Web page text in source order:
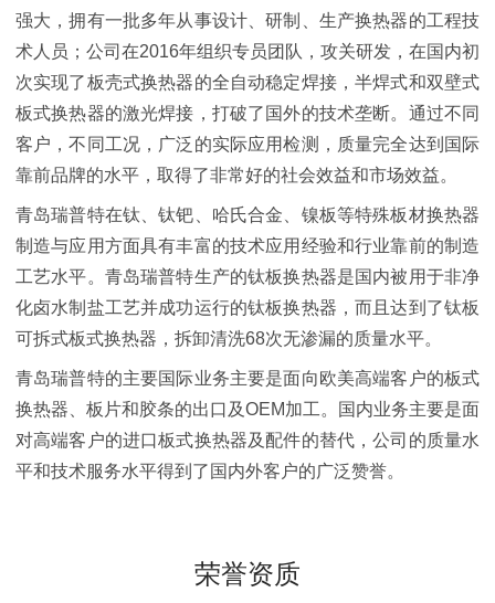
强大，拥有一批多年从事设计、研制、生产换热器的工程技
术人员；公司在2016年组织专员团队，攻关研发，在国内初
次实现了板壳式换热器的全自动稳定焊接，半焊式和双壁式
板式换热器的激光焊接，打破了国外的技术垄断。通过不同
客户，不同工况，广泛的实际应用检测，质量完全达到国际
靠前品牌的水平，取得了非常好的社会效益和市场效益。
青岛瑞普特在钛、钛钯、哈氏合金、镍板等特殊板材换热器
制造与应用方面具有丰富的技术应用经验和行业靠前的制造
工艺水平。青岛瑞普特生产的钛板换热器是国内被用于非净
化卤水制盐工艺并成功运行的钛板换热器，而且达到了钛板
可拆式板式换热器，拆卸清洗68次无渗漏的质量水平。
青岛瑞普特的主要国际业务主要是面向欧美高端客户的板式
换热器、板片和胶条的出口及OEM加工。国内业务主要是面
对高端客户的进口板式换热器及配件的替代，公司的质量水
平和技术服务水平得到了国内外客户的广泛赞誉。
荣誉资质